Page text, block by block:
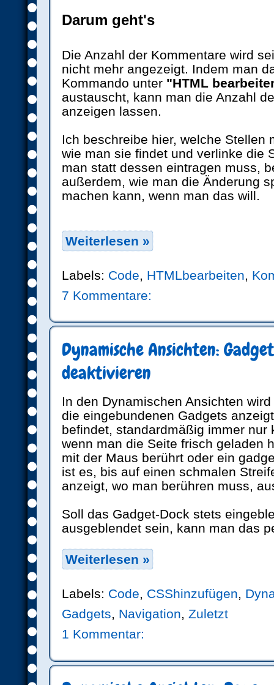
Darum geht's
Die Anzahl der Kommentare wird
nicht mehr angezeigt. Indem man
Kommando unter "HTML
austauscht, kann man die Anzahl
anzeigen lassen.
Ich beschreibe hier, welche Stellen
wie man sie findet und verlinke die
man statt dessen eintragen muss,
außerdem, wie man die Änderung
machen kann, wenn man das will.
Weiterlesen »
Labels: Code HTMLbearbeiten
7 Kommentare:
Dynamische Ansichten:
deaktivieren
In den Dynamischen Ansichten
die eingebundenen Gadgets
befindet, standardmäßig immer nur
wenn man die Seite frisch geladen
mit der Maus berührt oder ein
ist es, bis auf einen schmalen
anzeigt, wo man berühren muss,
Soll das Gadget-Dock stets
ausgeblendet sein, kann man das
Weiterlesen »
Labels: Code, CSShinzufügen,
Gadgets, Navigation, Zuletzt
1 Kommentar: